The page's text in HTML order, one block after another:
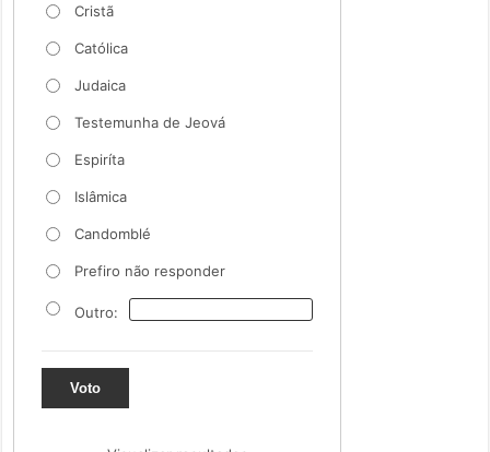
Cristã
Católica
Judaica
Testemunha de Jeová
Espiríta
Islâmica
Candomblé
Prefiro não responder
Outro:
Voto